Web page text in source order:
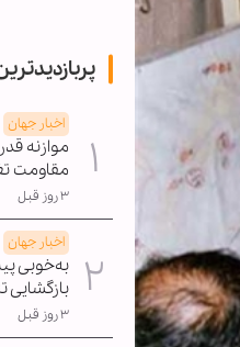
اخبار جهان
موازنه
مقاومت
۳ روز قبل
اخبار جهان
به‌خوبی
۳ روز قبل